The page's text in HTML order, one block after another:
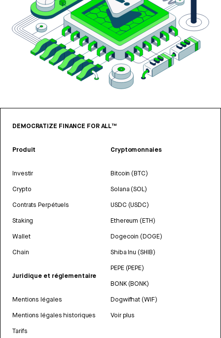
DEMOCRATIZE FINANCE FOR ALL™
Produit
Investir
Crypto
Contrats Perpétuels
Staking
Wallet
Chain
Juridique et réglementaire
Mentions légales
Mentions légales historiques
Tarifs
Cryptomonnaies
Bitcoin (BTC)
Solana (SOL)
USDC (USDC)
Ethereum (ETH)
Dogecoin (DOGE)
Shiba Inu (SHIB)
PEPE (PEPE)
BONK (BONK)
Dogwifhat (WIF)
Voir plus